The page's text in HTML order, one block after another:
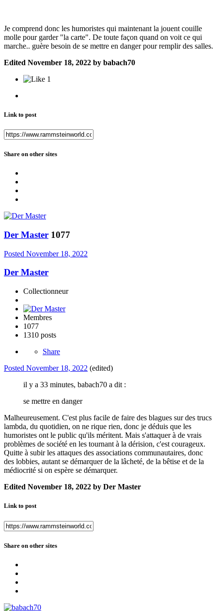
Je comprend donc les humoristes qui maintenant la jouent couille
molle pour garder "la carte". De toute façon quand on voit ce qui
marche.. guère besoin de se mettre en danger pour remplir des salles.
Edited November 18, 2022 by babach70
1
Link to post
Share on other sites
Der Master 1077
Posted November 18, 2022
Der Master
Collectionneur
Membres
1077
1310 posts
Share
Posted November 18, 2022 (edited)
il y a 33 minutes, babach70 a dit :
se mettre en danger
Malheureusement. C'est plus facile de faire des blagues sur des trucs
lambda, du quotidien, on ne rique rien, donc je déduis que les
humoristes ont le public qu'ils méritent. Mais s'attaquer à de vrais
problèmes de société en les tournant à la dérision, c'est courageux.
Quitte à subir les attaques des associations communautaires, donc
des lobbies, autant se démarquer de la lâcheté, de la bêtise et de la
médiocrité si on espère se démarquer.
Edited November 18, 2022 by Der Master
Link to post
Share on other sites